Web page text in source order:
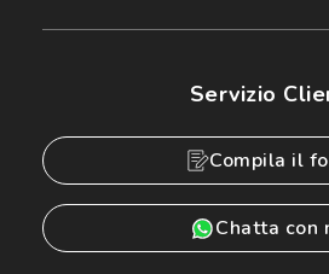
Servizio
Compila il
Chatta con